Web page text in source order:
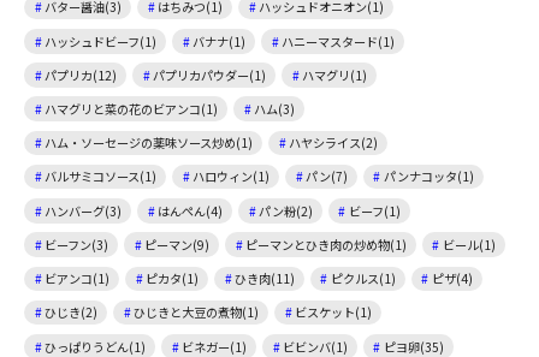
バター醤油(3)
はちみつ(1)
ハッシュドオニオン(1)
ハッシュドビーフ(1)
バナナ(1)
ハニーマスタード(1)
パプリカ(12)
パプリカパウダー(1)
ハマグリ(1)
ハマグリと菜の花のビアンコ(1)
ハム(3)
ハム・ソーセージの薬味ソース炒め(1)
ハヤシライス(2)
バルサミコソース(1)
ハロウィン(1) パン(7)
パンナコッタ(1)
ハンバーグ(3)
はんぺん(4) パン粉(2)
ビーフ(1)
ビーフン(3)
ピーマン(9) ピーマンとひき肉の炒め物(1)
ビール(1)
ビアンコ(1)
ピカタ(1) ひき肉(11) ピクルス(1)
ピザ(4)
ひじき(2)
ひじきと大豆の煮物(1)
ビスケット(1)
ひっぱりうどん(1)
ビネガー(1) ビビンバ(1)
ピヨ卵(35)